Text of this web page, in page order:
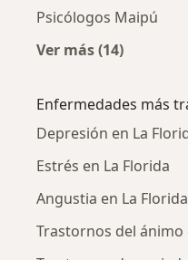
Psicólogos Maipú
Ver más (14)
Enfermedades más
Depresión en La
Estrés en La Florida
Angustia en La Florida
Trastornos del ánimo